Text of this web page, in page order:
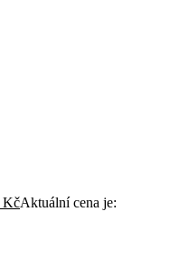
KčAktuální cena je: